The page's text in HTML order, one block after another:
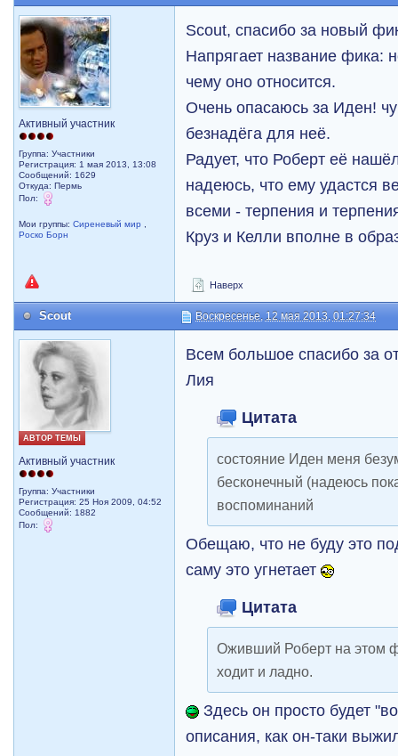
Активный участник
Группа: Участники
Регистрация: 1 мая 2013, 13:08
Сообщений: 1629
Откуда: Пермь
Пол:
Мои группы:Сиреневый мир
Роско Борн
Scout, спасибо за новый
Напрягает название фика:
чему оно относится.
Очень опасаюсь за Иден!
безнадёга для неё.
Радует, что Роберт её
надеюсь, что ему удастся
всеми - терпения и
Круз и Келли вполне в
Наверх
Scout Воскресенье, 12 мая 2013, 01:27:34
АВТОР ТЕМЫ
Активный участник
Группа: Участники
Регистрация: 25 Ноя 2009, 04:52
Сообщений: 1882
Пол:
Всем большое спасибо за
Лия
Цитата
состояние Иден меня
бесконечный (надеюсь
воспоминаний
Обещаю, что не буду это
саму это угнетает
Цитата
Оживший Роберт на этом
ходит и ладно.
Здесь он просто будет
описания, как он-таки